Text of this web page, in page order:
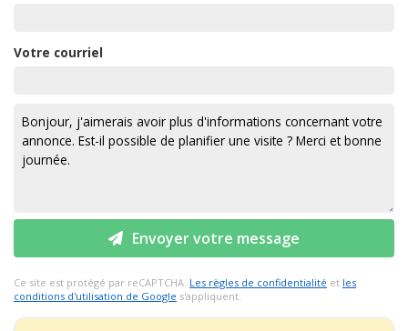
Votre courriel
Envoyer votre message
Ce site est protégé par reCAPTCHA. Les règles de confidentialité et les
conditions d'utilisation de Google s'appliquent.